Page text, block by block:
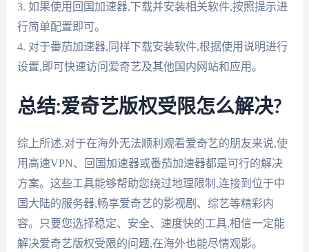
3. 如果使用回国加速器,下载并安装相关软件,按照提示进
行简单配置即可。
4. 对于番茄加速器,同样下载安装软件,根据使用说明进行
设置,即可快速访问爱奇艺及其他国内网站和应用。
总结:爱奇艺版权受限怎么解决?
综上所述,对于在海外无法顺利观看爱奇艺的朋友来说,使
用高速VPN、回国加速器或番茄加速器都是可行的解决
方案。这些工具能够帮助您绕过地理限制,连接到位于中
国大陆的服务器,畅享爱奇艺的影视剧、综艺等精彩内
容。只要您选择稳定、安全、速度快的工具,相信一定能
解决爱奇艺版权受限的问题,在海外也能尽情观影。